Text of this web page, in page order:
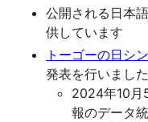
公開される日本
供しています
トーゴーの日シ
発表を行いました
2024年10
報のデータ